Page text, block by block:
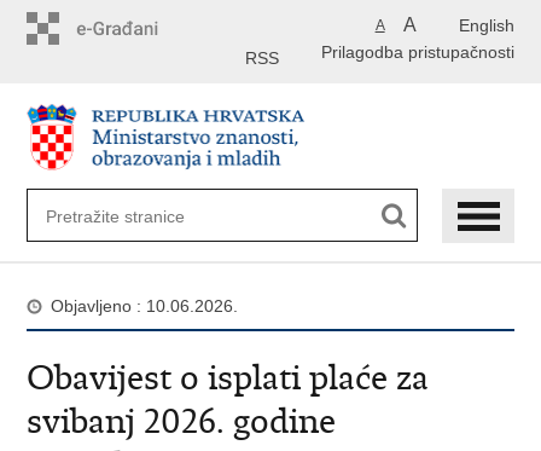
English
A A
Prilagodba pristupačnosti
RSS
Objavljeno : 10.06.2026.
Obavijest o isplati plaće za
svibanj 2026. godine